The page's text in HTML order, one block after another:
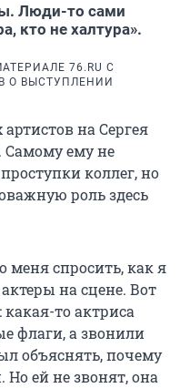
Люди-то сами
кто не халтура».
76.RU С
О ВЫСТУПЛЕНИИ
на Сергея
Самому ему не
коллег, но
роль здесь
спросить, как я
на сцене. Вот
то актриса
флаги, а звонили
объяснять, почему
Но ей не звонят, она